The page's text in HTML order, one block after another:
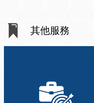
其他服務